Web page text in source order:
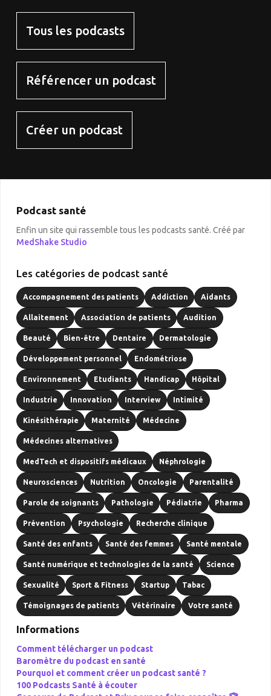
Tous les podcasts
Référencer un podcast
Créer un podcast
Podcast santé
Enfin un site qui rassemble tous les podcasts santé. Créé par
MedShake Studio
Les catégories de podcast santé
Accompagnement des patients Addiction Aidants
Allaitement Association de patients Audition
Beauté Bien-être Dentaire Dermatologie
Développement personnel Endométriose
Environnement Etudiants Handicap Hôpital
Industrie Innovation Interview Intimité
Kinésithérapie Maternité Médecine
Médecines alternatives
MedTech et dispositifs médicaux Néphrologie
Neurosciences Nutrition Oncologie Parentalité
Parole de soignants Pathologie Pédiatrie Pharma
Prévention Psychologie Recherche clinique
Santé des enfants Santé des femmes Santé mentale
Santé numérique et technologies de la santé Science
Sexualité Sport & Fitness Startup Tabac
Témoignages de patients Vétérinaire Votre santé
Informations
Comment télécharger un podcast
Baromètre du podcast en santé
Pourquoi et comment créer un podcast santé ?
100 Podcasts Santé à écouter